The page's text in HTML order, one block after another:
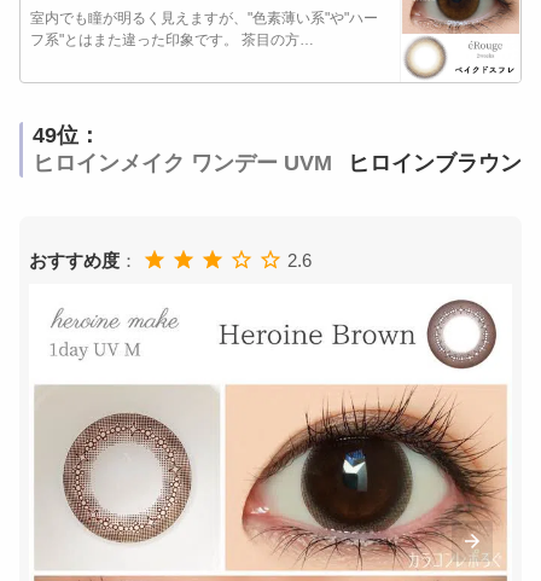
室内でも瞳が明るく見えますが、"色素薄い系"や"ハー
フ系"とはまた違った印象です。 茶目の方…
49位：
ヒロインメイク ワンデー UVM
ヒロインブラウン
おすすめ度 ： 2.6